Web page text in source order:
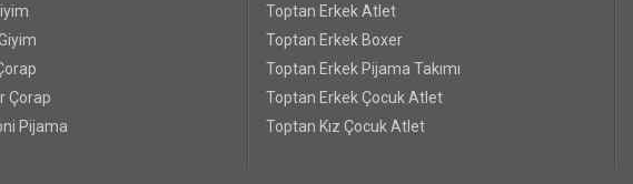
Çorap
Pijama
Toptan Erkek Atlet
Toptan Erkek Boxer
Toptan Erkek Pijama Takımı
Toptan Erkek Çocuk Atlet
Toptan Kız Çocuk Atlet